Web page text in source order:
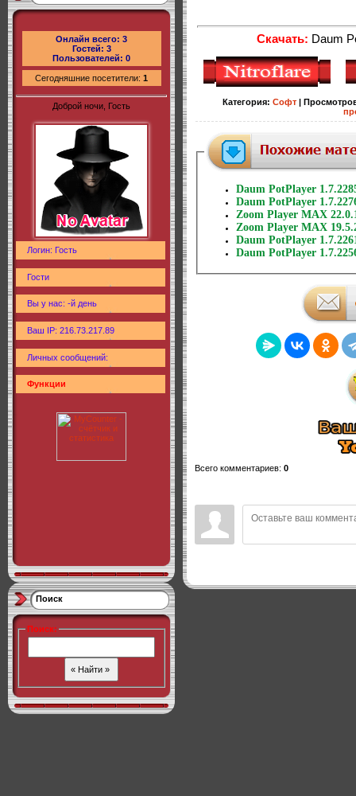
Онлайн всего: 3
Гостей: 3
Пользователей: 0
Сегодняшние посетители: 1
Доброй ночи, Гость
Логин: Гость
Гости
Вы у нас: -й день
Ваш IP: 216.73.217.89
Личных сообщений:
Функции
Поиск
Поиск:
Скачать: Daum
Категория: Софт|
Daum PotPlayer
Daum PotPlayer
Zoom Player MAX
Zoom Player MAX
Daum PotPlayer
Daum PotPlayer
Всего комментариев: 0